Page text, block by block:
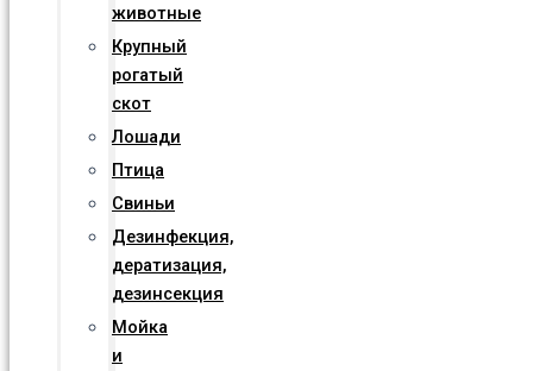
животные
Крупный
рогатый
скот
Лошади
Птица
Свиньи
Дезинфекция,
дератизация,
дезинсекция
Мойка
и